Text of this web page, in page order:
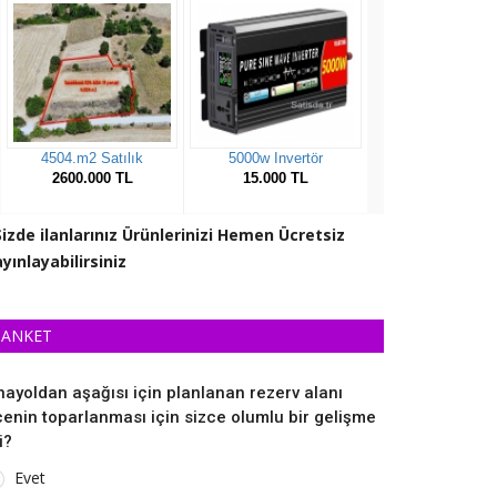
ilanlarınız Ürünlerinizi Hemen Ücretsiz
ANKET
aşağısı için planlanan rezerv alanı
toparlanması için sizce olumlu bir gelişme
Evet